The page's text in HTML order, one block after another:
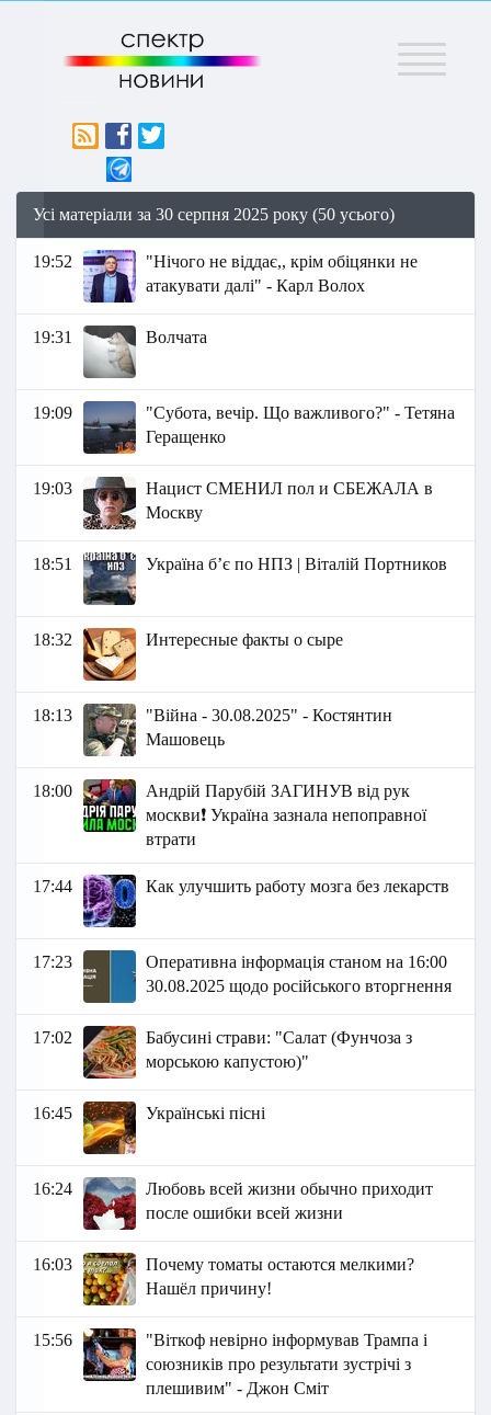
Меню
Усі матеріали за 30 серпня 2025 року (50 усього)
19:52
"Нічого не віддає,, крім обіцянки не
атакувати далі" - Карл Волох
19:31 Волчата
19:09
"Субота, вечір. Що важливого?" - Тетяна
Геращенко
19:03
Нацист СМЕНИЛ пол и СБЕЖАЛА в
Москву
18:51 Україна бʼє по НПЗ | Віталій Портников
18:32 Интересные факты о сыре
18:13
"Війна - 30.08.2025" - Костянтин
Машовець
18:00
Андрій Парубій ЗАГИНУВ від рук
москви❗ Україна зазнала непоправної
втрати
17:44 Как улучшить работу мозга без лекарств
17:23
Оперативна інформація станом на 16:00
30.08.2025 щодо російського вторгнення
17:02
Бабусині страви: "Салат (Фунчоза з
морською капустою)"
16:45 Українські пісні
16:24
Любовь всей жизни обычно приходит
после ошибки всей жизни
16:03
Почему томаты остаются мелкими?
Нашёл причину!
15:56
"Віткоф невірно інформував Трампа і
союзників про результати зустрічі з
плешивим" - Джон Сміт